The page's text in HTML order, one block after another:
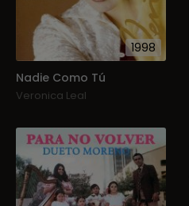
1998
Nadie Como Tú
Veronica Leal